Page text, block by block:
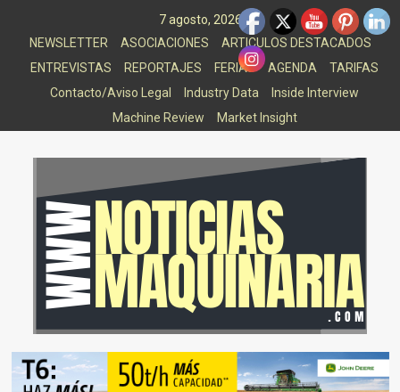
7 agosto, 2026
NEWSLETTER
ASOCIACIONES
ARTICULOS DESTACADOS
ENTREVISTAS
REPORTAJES FERIAS AGENDA
TARIFAS
Contacto/Aviso Legal
Industry Data
Inside Interview
Machine Review
Market Insight